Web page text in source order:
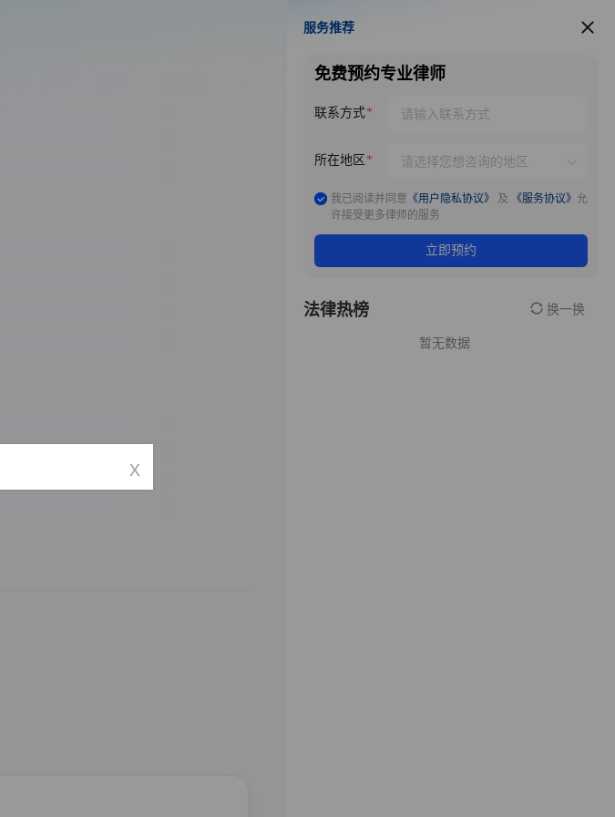
服务推荐
服务推荐
免费预约专业律师
联系方式
所在地区
我已阅读并同意 《用户隐私协议》 及 《服务协议》 允
许接受更多律师的服务
立即预约
法律热榜 换一换
暂无数据
x